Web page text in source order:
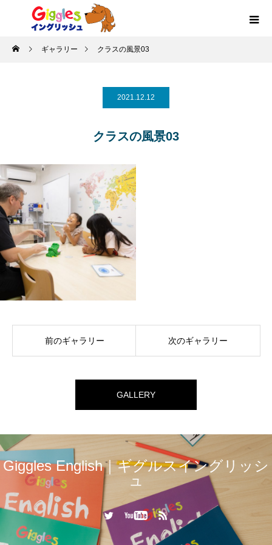
ギャラリー クラスの風景03
2021.12.12
クラスの風景03
前のギャラリー 次のギャラリー
GALLERY
Giggles English｜ギグルスイングリッシ
ュ